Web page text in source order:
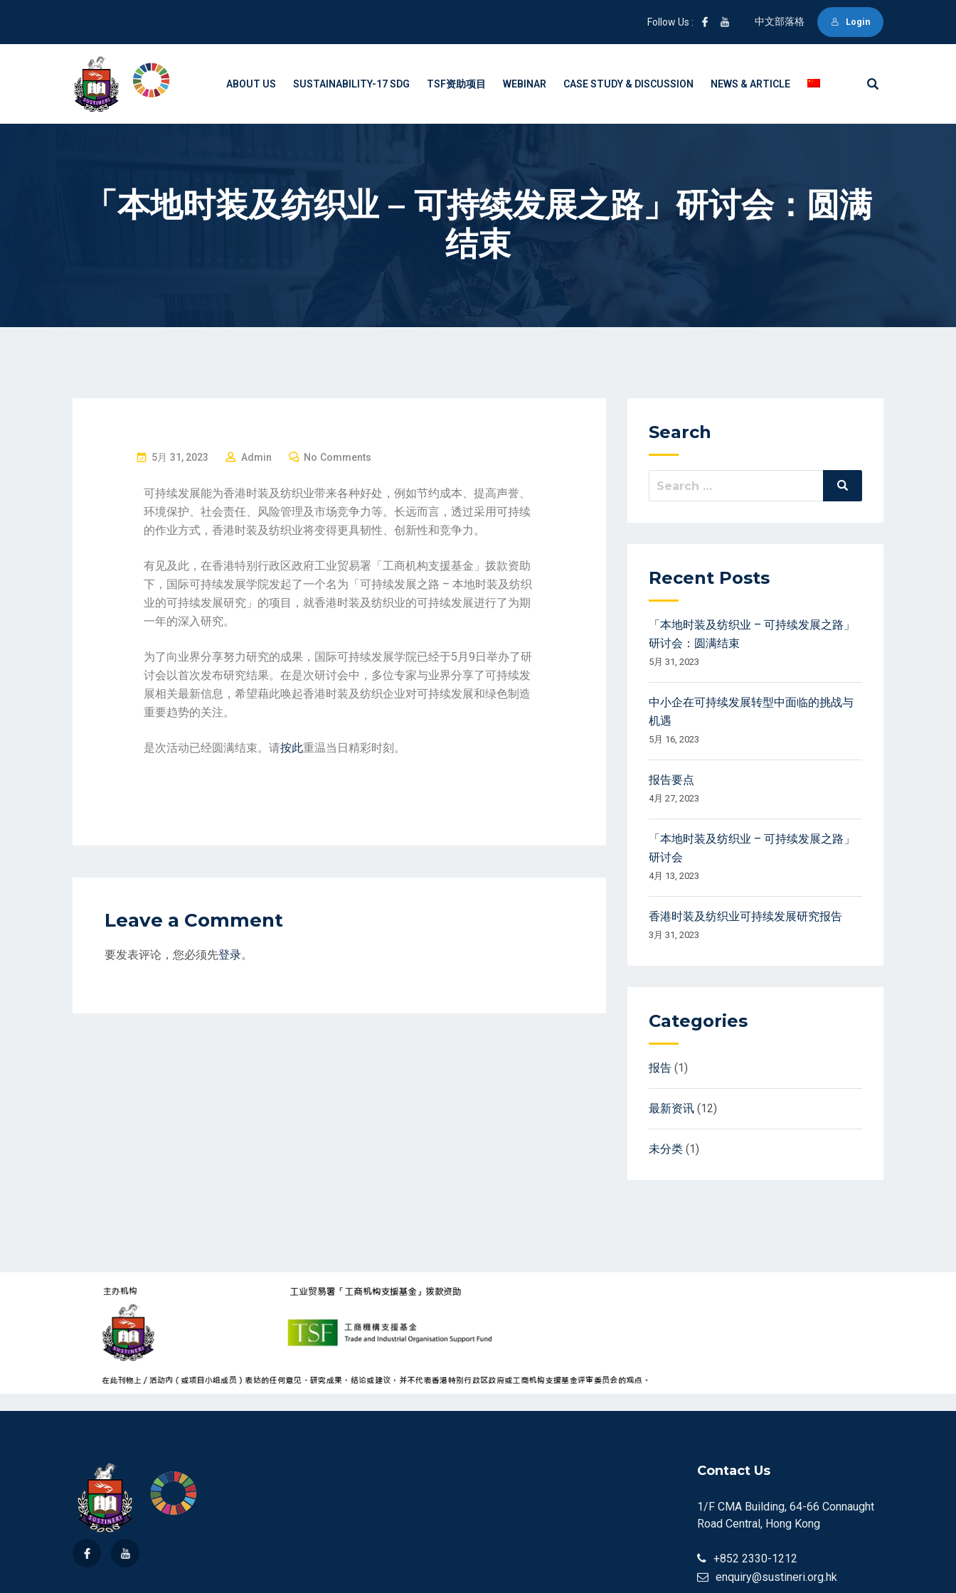
Follow Us : 中文部落格 Login
ABOUT US SUSTAINABILITY-17 SDG TSF资助项目 WEBINAR CASE STUDY & DISCUSSION NEWS & ARTICLE
「本地时装及纺织业 – 可持续发展之路」研讨会：圆满
结束
5月 31, 2023 Admin No Comments
可持续发展能为香港时装及纺织业带来各种好处，例如节约成本、提高声誉、
环境保护、社会责任、风险管理及市场竞争力等。长远而言，透过采用可持续
的作业方式，香港时装及纺织业将变得更具韧性、创新性和竞争力。
有见及此，在香港特别行政区政府工业贸易署「工商机构支援基金」拨款资助
下，国际可持续发展学院发起了一个名为「可持续发展之路 – 本地时装及纺织
业的可持续发展研究」的项目，就香港时装及纺织业的可持续发展进行了为期
一年的深入研究。
为了向业界分享努力研究的成果，国际可持续发展学院已经于5月9日举办了研
讨会以首次发布研究结果。在是次研讨会中，多位专家与业界分享了可持续发
展相关最新信息，希望藉此唤起香港时装及纺织企业对可持续发展和绿色制造
重要趋势的关注。
是次活动已经圆满结束。请按此重温当日精彩时刻。
Leave a Comment
要发表评论，您必须先登录。
Search
Recent Posts
「本地时装及纺织业 – 可持续发展之路」
研讨会：圆满结束
5月 31, 2023
中小企在可持续发展转型中面临的挑战与
机遇
5月 16, 2023
报告要点
4月 27, 2023
「本地时装及纺织业 – 可持续发展之路」
研讨会
4月 13, 2023
香港时装及纺织业可持续发展研究报告
3月 31, 2023
Categories
报告 (1)
最新资讯 (12)
未分类 (1)
Contact Us
1/F CMA Building, 64-66 Connaught
Road Central, Hong Kong
+852 2330-1212
enquiry@sustineri.org.hk